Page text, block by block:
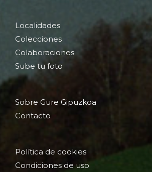
Localidades
Colecciones
Colaboraciones
Sube tu foto
Sobre Gure Gipuzkoa
Contacto
Política de cookies
Condiciones de uso